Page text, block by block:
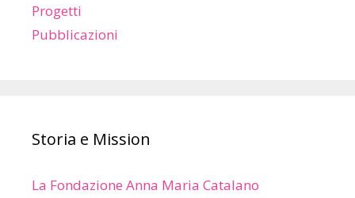
Progetti
Pubblicazioni
Storia e Mission
La Fondazione Anna Maria Catalano